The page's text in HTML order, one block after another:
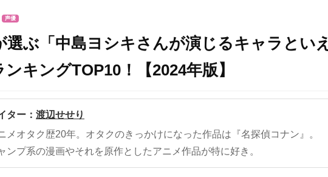
声優
選ぶ「中島ヨシキさんが演じるキャラといえ
キングTOP10！【2024年版】
ター： 渡辺せせり
メオタク歴20年。オタクのきっかけになった作品は『名探偵コナン』。
ンプ系の漫画やそれを原作としたアニメ作品が特に好き。